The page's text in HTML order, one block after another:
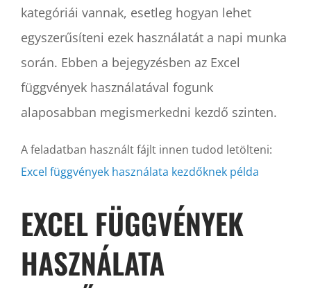
kategóriái vannak, esetleg hogyan lehet
egyszerűsíteni ezek használatát a napi munka
során. Ebben a bejegyzésben az Excel
függvények használatával fogunk
alaposabban megismerkedni kezdő szinten.
A feladatban használt fájlt innen tudod letölteni:
Excel függvények használata kezdőknek példa
EXCEL FÜGGVÉNYEK
HASZNÁLATA